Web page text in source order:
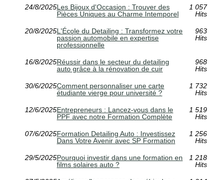
24/8/2025Les Bijoux d'Occasion : Trouver des
Pièces Uniques au Charme Intemporel
1 057
Hits
20/8/2025L'École du Detailing : Transformez votre
passion automobile en expertise
professionnelle
963
Hits
16/8/2025Réussir dans le secteur du detailing
auto grâce à la rénovation de cuir
968
Hits
30/6/2025Comment personnaliser une carte
étudiante vierge pour université ?
1 732
Hits
12/6/2025Entrepreneurs : Lancez-vous dans le
PPF avec notre Formation Complète
1 519
Hits
07/6/2025Formation Detailing Auto : Investissez
Dans Votre Avenir avec SP Formation
1 256
Hits
29/5/2025Pourquoi investir dans une formation en
films solaires auto ?
1 218
Hits